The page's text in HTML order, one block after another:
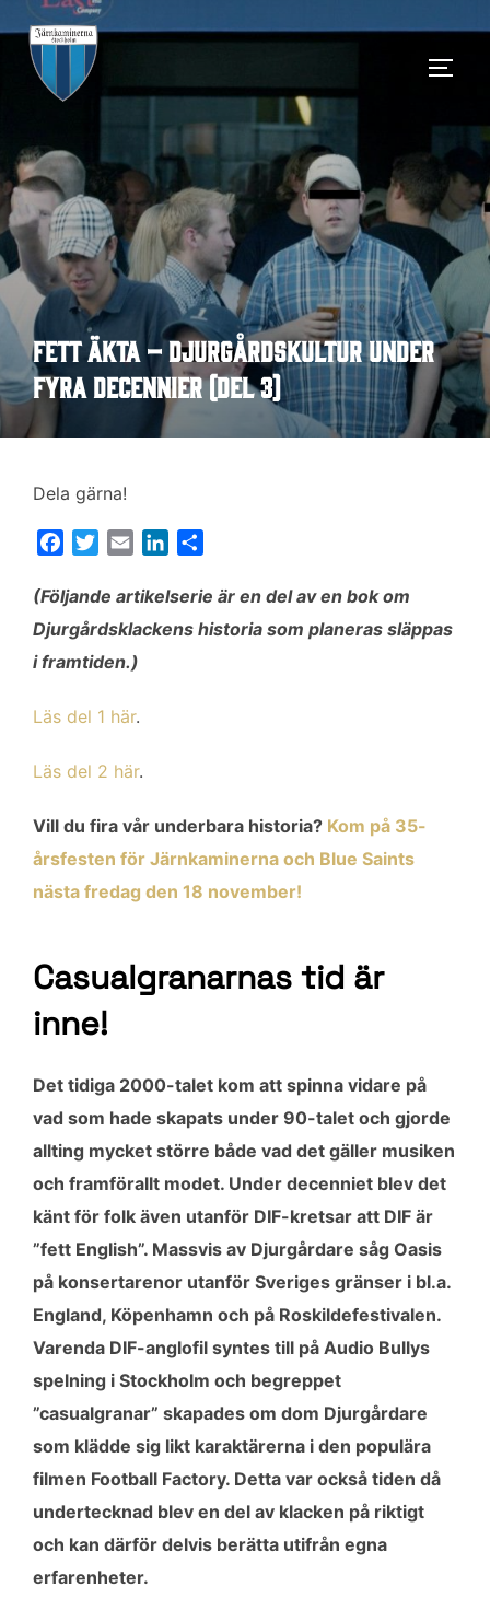
Hoppa
innehåll
Fett äkta – Djurgårdskultur under
fyra decennier (Del 3)
Dela gärna!
c
e
b
o
k
i
t
e
a
i
n
k
l
a
(Följande artikelserie är en del av en bok om
Djurgårdsklackens historia som planeras släppas
i framtiden.)
Läs del 1 här.
Läs del 2 här.
Vill du fira vår underbara historia? Kom på 35-
årsfesten för Järnkaminerna och Blue Saints
nästa fredag den 18 november!
Casualgranarnas tid är
inne!
Det tidiga 2000-talet kom att spinna vidare på
vad som hade skapats under 90-talet och gjorde
allting mycket större både vad det gäller musiken
och framförallt modet. Under decenniet blev det
känt för folk även utanför DIF-kretsar att DIF är
”fett English”. Massvis av Djurgårdare såg Oasis
på konsertarenor utanför Sveriges gränser i bl.a.
England, Köpenhamn och på Roskildefestivalen.
Varenda DIF-anglofil syntes till på Audio Bullys
spelning i Stockholm och begreppet
”casualgranar” skapades om dom Djurgårdare
som klädde sig likt karaktärerna i den populära
filmen Football Factory. Detta var också tiden då
undertecknad blev en del av klacken på riktigt
och kan därför delvis berätta utifrån egna
erfarenheter.